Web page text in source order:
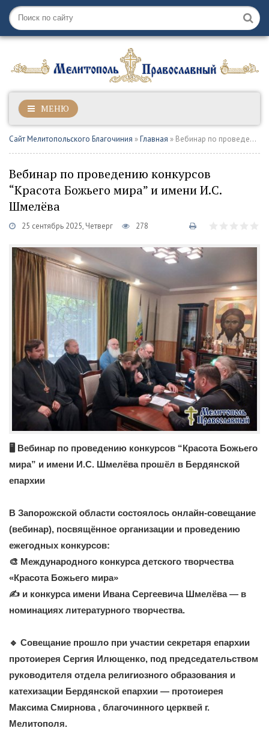
МЕНЮ
Сайт Мелитопольского Благочиния »Главная » Вебинар по проведению конкурсов “Красота Божьего мира” и имени И.С. Шмелёва
Вебинар по проведению конкурсов
“Красота Божьего мира” и имени И.С.
Шмелёва
25 сентябрь 2025, Четверг 278
🖥 Вебинар по проведению конкурсов “Красота Божьего
мира” и имени И.С. Шмелёва прошёл в Бердянской
епархии
В Запорожской области состоялось онлайн-совещание
(вебинар), посвящённое организации и проведению
ежегодных конкурсов:
🎨 Международного конкурса детского творчества
«Красота Божьего мира»
✍️ и конкурса имени Ивана Сергеевича Шмелёва — в
номинациях литературного творчества.
🔹 Совещание прошло при участии секретаря епархии
протоиерея Сергия Илющенко, под председательством
руководителя отдела религиозного образования и
катехизации Бердянской епархии — протоиерея
Максима Смирнова , благочинного церквей г.
Мелитополя.